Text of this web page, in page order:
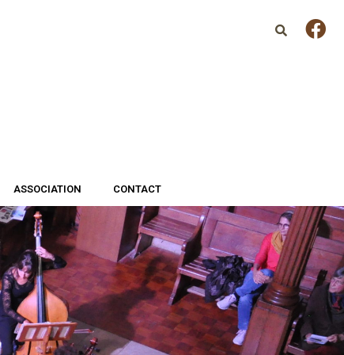
ASSOCIATION CONTACT